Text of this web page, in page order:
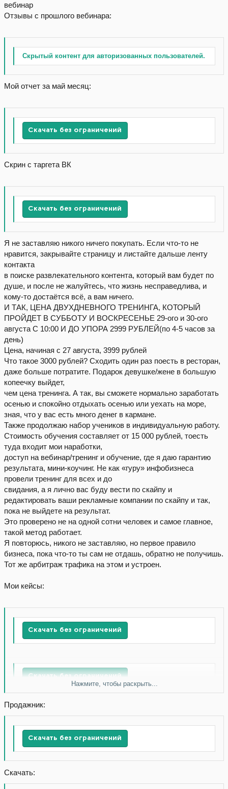
вебинар
Отзывы с прошлого вебинара:
Скрытый контент для авторизованных пользователей.
Мой отчет за май месяц:
Скачать без ограничений
Скрин с таргета ВК
Скачать без ограничений
Я не заставляю никого ничего покупать. Если что-то не
нравится, закрывайте страницу и листайте дальше ленту
контакта
в поиске развлекательного контента, который вам будет по
душе, и после не жалуйтесь, что жизнь несправедлива, и
кому-то достаётся всё, а вам ничего.
И ТАК, ЦЕНА ДВУХДНЕВНОГО ТРЕНИНГА, КОТОРЫЙ
ПРОЙДЕТ В СУББОТУ И ВОСКРЕСЕНЬЕ 29-ого и 30-ого
августа С 10:00 И ДО УПОРА 2999 РУБЛЕЙ(по 4-5 часов за
день)
Цена, начиная с 27 августа, 3999 рублей
Что такое 3000 рублей? Сходить один раз поесть в ресторан,
даже больше потратите. Подарок девушке/жене в большую
копеечку выйдет,
чем цена тренинга. А так, вы сможете нормально заработать
осенью и спокойно отдыхать осенью или уехать на море,
зная, что у вас есть много денег в кармане.
Также продолжаю набор учеников в индивидуальную работу.
Стоимость обучения составляет от 15 000 рублей, тоесть
туда входит мои наработки,
доступ на вебинар/тренинг и обучение, где я даю гарантию
результата, мини-коучинг. Не как «гуру» инфобизнеса
провели тренинг для всех и до
свидания, а я лично вас буду вести по скайпу и
редактировать ваши рекламные компании по скайпу и так,
пока не выйдете на результат.
Это проверено не на одной сотни человек и самое главное,
такой метод работает.
Я повторюсь, никого не заставляю, но первое правило
бизнеса, пока что-то ты сам не отдашь, обратно не получишь.
Тот же арбитраж трафика на этом и устроен.
Мои кейсы:
Скачать без ограничений
Скачать без ограничений
Нажмите, чтобы раскрыть...
Продажник:
Скачать без ограничений
Скачать: